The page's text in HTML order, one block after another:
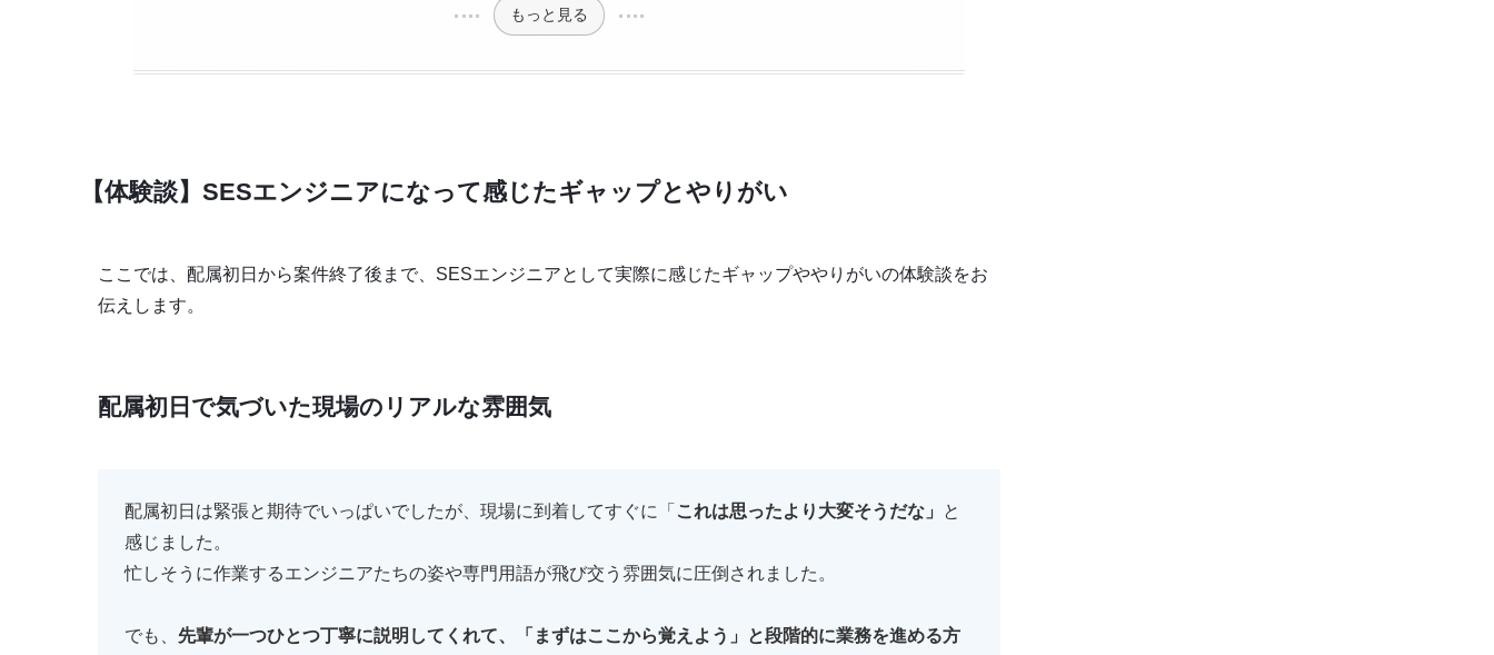
もっと見る
【体験談】SESエンジニアになって感じたギャップとやりがい
ここでは、配属初日から案件終了後まで、SESエンジニアとして実際に感じたギャップややりがいの体験談をお
伝えします。
配属初日で気づいた現場のリアルな雰囲気
配属初日は緊張と期待でいっぱいでしたが、現場に到着してすぐに「 これは思ったより大変そうだな」
と
感じました。
忙しそうに作業するエンジニアたちの姿や専門用語が飛び交う雰囲気に圧倒されました。
でも、 先輩が一つひとつ丁寧に説明してくれて、「まずはここから覚えよう」と段階的に業務を進める方